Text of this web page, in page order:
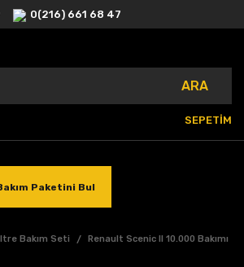
0(216) 661 68 47
ARA
SEPETİM
Paketini Bul
Bakım Seti Renault Scenic II 10.000 Bakımı